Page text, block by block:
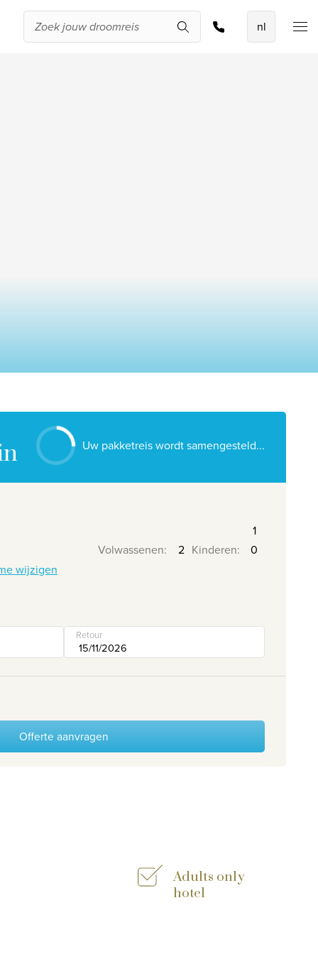
De beste
Voorwaarden
Offerte aanvragen
Uw pakketreis wordt samengesteld...
Volwassenen: Kinderen:
wijzigen
Retour
Offerte aanvragen
Adults only
hotel